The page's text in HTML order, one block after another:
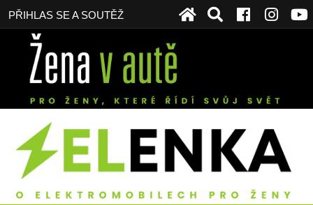
PŘIHLAS SE A SOUTĚŽ